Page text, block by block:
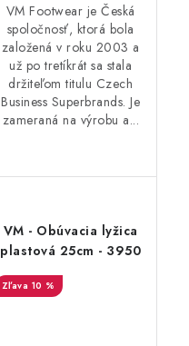
VM Footwear je Česká
spoločnosť, ktorá bola
založená v roku 2003 a
už po tretíkrát sa stala
držiteľom titulu Czech
Business Superbrands. Je
zameraná na výrobu a...
VM - Obúvacia lyžica
plastová 25cm - 3950
10 %